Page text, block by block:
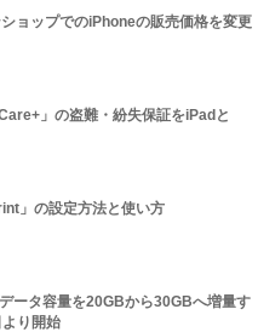
ョップでのiPhoneの販売価格を変更
」の盗難・紛失保証をiPadと
」の設定方法と使い方
ータ容量を20GBから30GBへ増量す
り開始